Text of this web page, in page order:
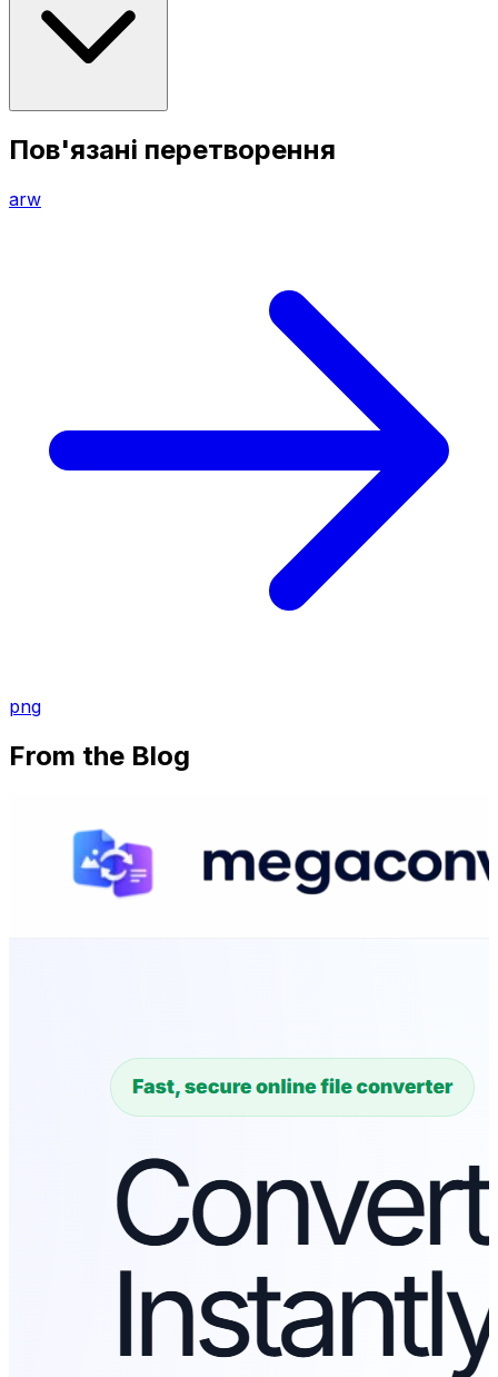
Пов'язані перетворення
arw
png
From the Blog